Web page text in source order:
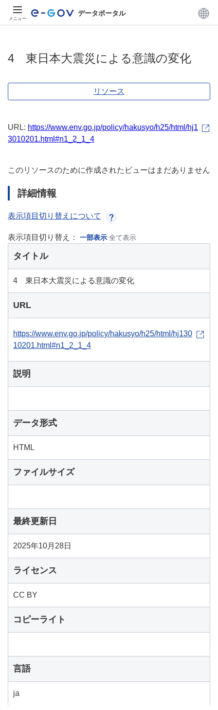
メニュー
データポータル
4 東日本大震災による意識の変化
リソース
URL: https://www.env.go.jp/policy/hakusyo/h25/html/hj1
3010201.html#n1_2_1_4
このリソースのために作成されたビューはまだありません
詳細情報
表示項目切り替えについて
表示項目切り替え： 一部表示 全て表示
タイトル
4 東日本大震災による意識の変化
URL
https://www.env.go.jp/policy/hakusyo/h25/html/hj130
10201.html#n1_2_1_4
説明
データ形式
HTML
ファイルサイズ
最終更新日
2025年10月28日
ライセンス
CC BY
コピーライト
言語
ja